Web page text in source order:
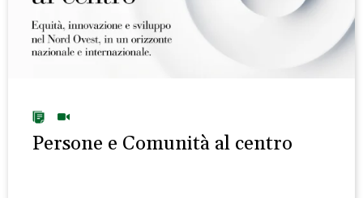
Persone e Comunità al centro